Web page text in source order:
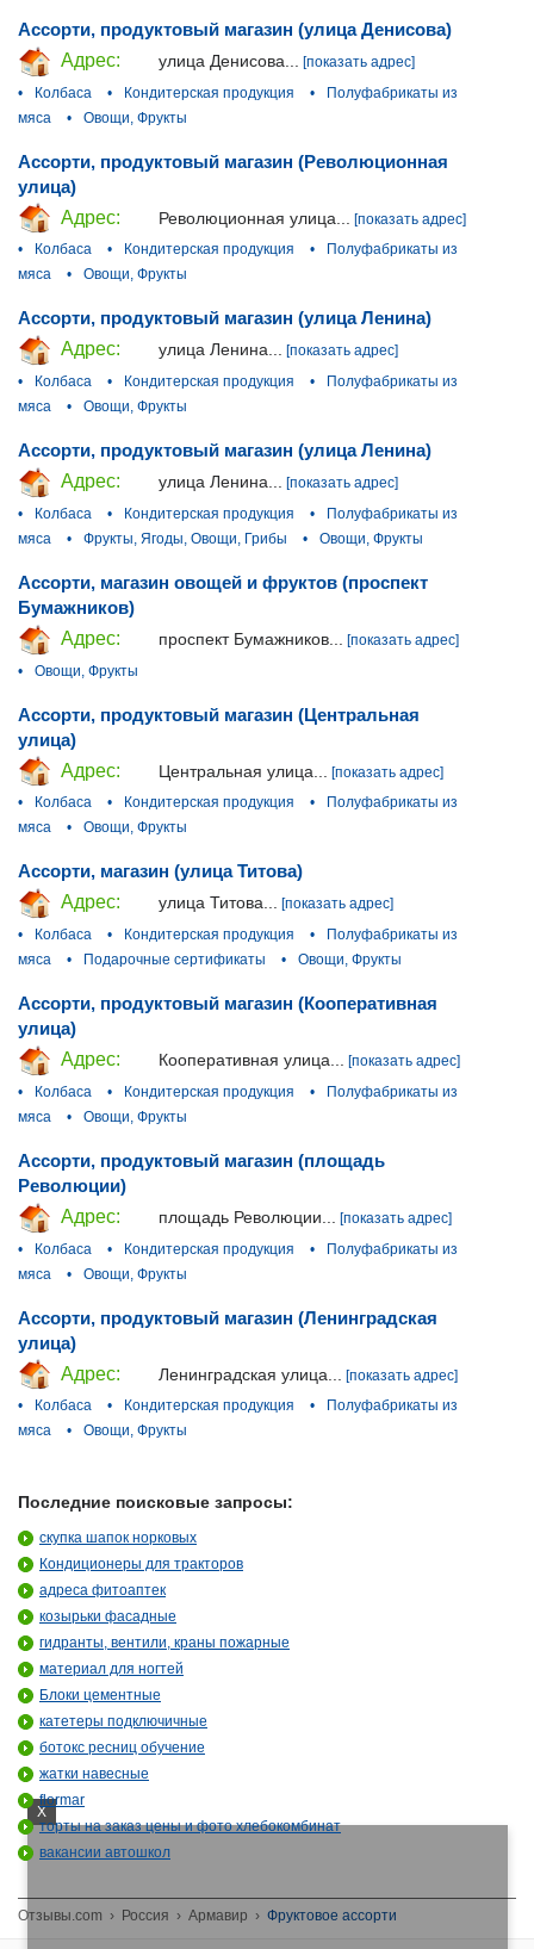
X
Ассорти, продуктовый магазин (улица Денисова)
Адрес:
улица Денисова...
[показать адрес]
•
Колбаса • Кондитерская продукция •
Полуфабрикаты из
мяса
• Овощи, Фрукты
Ассорти, продуктовый магазин (Революционная
улица)
Адрес:
Революционная улица...
[показать адрес]
•
Колбаса • Кондитерская продукция •
Полуфабрикаты из
мяса
• Овощи, Фрукты
Ассорти, продуктовый магазин (улица Ленина)
Адрес:
улица Ленина... [показать адрес]
•
Колбаса • Кондитерская продукция •
Полуфабрикаты из
мяса
• Овощи, Фрукты
Ассорти, продуктовый магазин (улица Ленина)
Адрес:
улица Ленина...
[показать адрес]
•
Колбаса • Кондитерская продукция •
Полуфабрикаты из
мяса
• Фрукты, Ягоды, Овощи, Грибы • Овощи, Фрукты
Ассорти, магазин овощей и фруктов (проспект
Бумажников)
Адрес:
проспект Бумажников...
[показать адрес]
•
Овощи, Фрукты
Ассорти, продуктовый магазин (Центральная
улица)
Адрес:
Центральная улица...
[показать адрес]
•
Колбаса • Кондитерская продукция •
Полуфабрикаты из
мяса
• Овощи, Фрукты
Ассорти, магазин (улица Титова)
Адрес:
улица Титова... [показать адрес]
•
Колбаса • Кондитерская продукция •
Полуфабрикаты из
мяса
• Подарочные сертификаты • Овощи, Фрукты
Ассорти, продуктовый магазин (Кооперативная
улица)
Адрес:
Кооперативная улица...
[показать адрес]
•
Колбаса • Кондитерская продукция •
Полуфабрикаты из
мяса
• Овощи, Фрукты
Ассорти, продуктовый магазин (площадь
Революции)
Адрес:
площадь Революции...
[показать адрес]
•
Колбаса • Кондитерская продукция •
Полуфабрикаты из
мяса
• Овощи, Фрукты
Ассорти, продуктовый магазин (Ленинградская
улица)
Адрес:
Ленинградская улица...
[показать адрес]
•
Колбаса • Кондитерская продукция •
Полуфабрикаты из
мяса
• Овощи, Фрукты
Последние поисковые запросы:
скупка шапок норковых
Кондиционеры для тракторов
адреса фитоаптек
козырьки фасадные
гидранты, вентили, краны пожарные
материал для ногтей
Блоки цементные
катетеры подключичные
ботокс ресниц обучение
жатки навесные
flormar
торты на заказ цены и фото хлебокомбинат
вакансии автошкол
Отзывы.com › Россия › Армавир › Фруктовое ассорти